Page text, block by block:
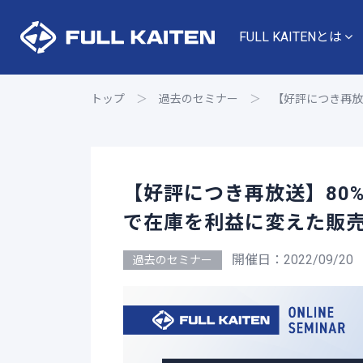
FULL KAITENとは
トップ ＞ 過去のセミナー ＞ 【好評につき再
【好評につき再放送】
で在庫を利益に変えた販
過去のセミナー 開催日：2022/09/20